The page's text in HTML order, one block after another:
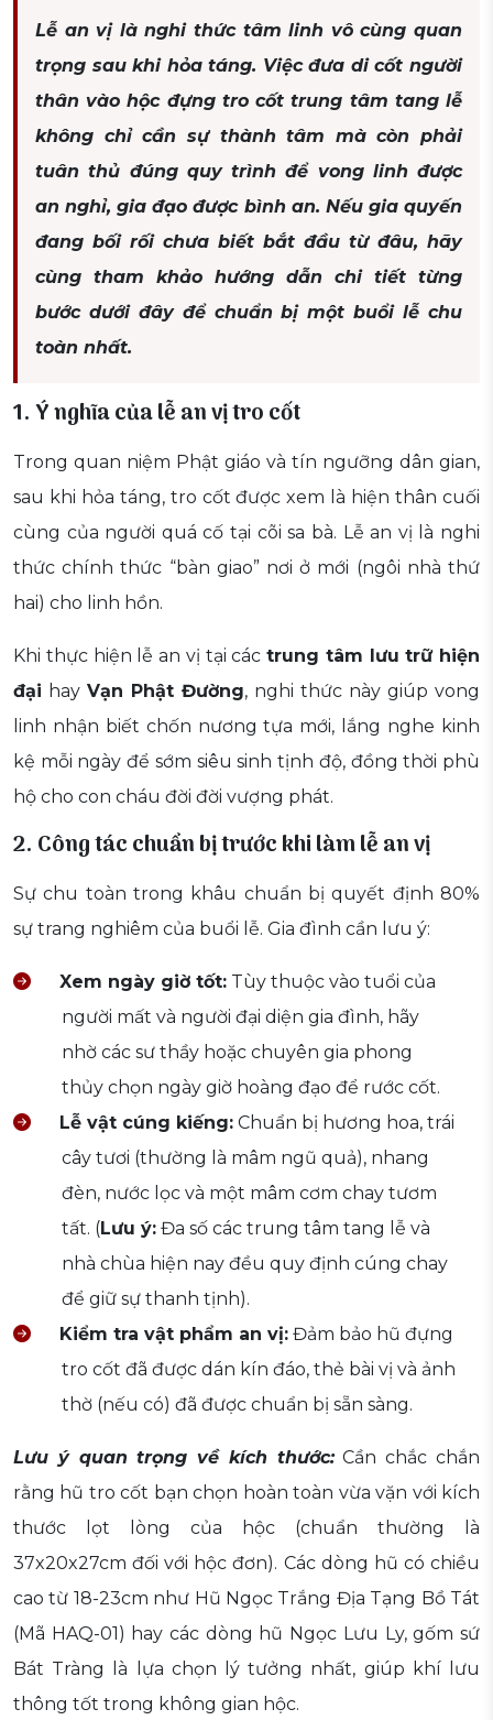
Lễ an vị là nghi thức tâm linh vô cùng quan
trọng sau khi hỏa táng. Việc đưa di cốt người
thân vào hộc đựng tro cốt trung tâm tang lễ
không chỉ cần sự thành tâm mà còn phải
tuân thủ đúng quy trình để vong linh được
an nghỉ, gia đạo được bình an. Nếu gia quyến
đang bối rối chưa biết bắt đầu từ đâu, hãy
cùng tham khảo hướng dẫn chi tiết từng
bước dưới đây để chuẩn bị một buổi lễ chu
toàn nhất.
1. Ý nghĩa của lễ an vị tro cốt
Trong quan niệm Phật giáo và tín ngưỡng dân gian,
sau khi hỏa táng, tro cốt được xem là hiện thân cuối
cùng của người quá cố tại cõi sa bà. Lễ an vị là nghi
thức chính thức “bàn giao” nơi ở mới (ngôi nhà thứ
hai) cho linh hồn.
Khi thực hiện lễ an vị tại các trung tâm lưu trữ hiện
đại hay Vạn Phật Đường, nghi thức này giúp vong
linh nhận biết chốn nương tựa mới, lắng nghe kinh
kệ mỗi ngày để sớm siêu sinh tịnh độ, đồng thời phù
hộ cho con cháu đời đời vượng phát.
2. Công tác chuẩn bị trước khi làm lễ an vị
Sự chu toàn trong khâu chuẩn bị quyết định 80%
sự trang nghiêm của buổi lễ. Gia đình cần lưu ý:
Xem ngày giờ tốt: Tùy thuộc vào tuổi của
người mất và người đại diện gia đình, hãy
nhờ các sư thầy hoặc chuyên gia phong
thủy chọn ngày giờ hoàng đạo để rước cốt.
Lễ vật cúng kiếng: Chuẩn bị hương hoa, trái
cây tươi (thường là mâm ngũ quả), nhang
đèn, nước lọc và một mâm cơm chay tươm
tất. (Lưu ý: Đa số các trung tâm tang lễ và
nhà chùa hiện nay đều quy định cúng chay
để giữ sự thanh tịnh).
Kiểm tra vật phẩm an vị: Đảm bảo hũ đựng
tro cốt đã được dán kín đáo, thẻ bài vị và ảnh
thờ (nếu có) đã được chuẩn bị sẵn sàng.
Lưu ý quan trọng về kích thước:Cần chắc chắn
rằng hũ tro cốt bạn chọn hoàn toàn vừa vặn với kích
thước lọt lòng của hộc (chuẩn thường là
37x20x27cm đối với hộc đơn). Các dòng hũ có chiều
cao từ 18-23cm như Hũ Ngọc Trắng Địa Tạng Bồ Tát
(Mã HAQ-01) hay các dòng hũ Ngọc Lưu Ly, gốm sứ
Bát Tràng là lựa chọn lý tưởng nhất, giúp khí lưu
thông tốt trong không gian hộc.